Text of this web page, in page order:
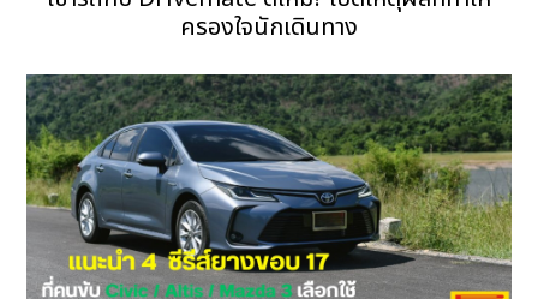
ครองใจนักเดินทาง